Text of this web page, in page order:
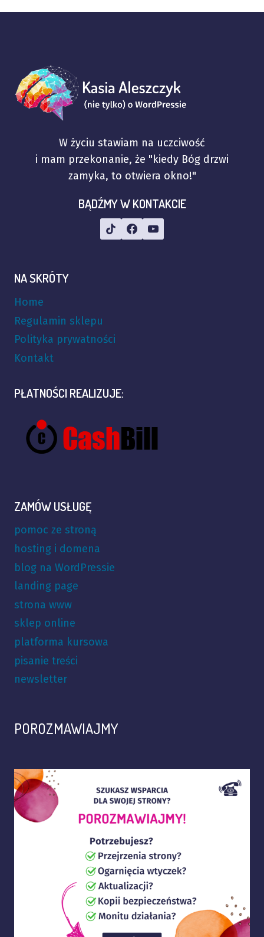
W życiu stawiam na uczciwość
i mam przekonanie, że "kiedy Bóg drzwi
zamyka, to otwiera okno!"
BĄDŹMY W KONTAKCIE
NA SKRÓTY
Home
Regulamin sklepu
Polityka prywatności
Kontakt
PŁATNOŚCI REALIZUJE:
ZAMÓW USŁUGĘ
pomoc ze stroną
hosting i domena
blog na WordPressie
landing page
strona www
sklep online
platforma kursowa
pisanie treści
newsletter
POROZMAWIAJMY